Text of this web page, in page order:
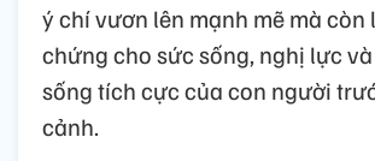
ý chí vươn lên mạnh mẽ mà còn
chứng cho sức sống, nghị lực
sống tích cực của con người
cảnh.